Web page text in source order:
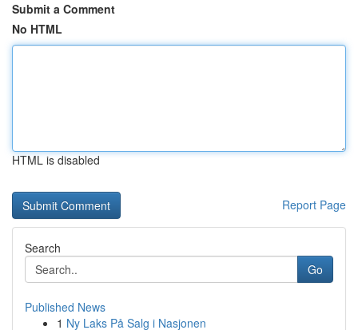
Submit a Comment
No HTML
HTML is disabled
Report Page
Search
Go
Published News
1 Ny Laks På Salg i Nasjonen